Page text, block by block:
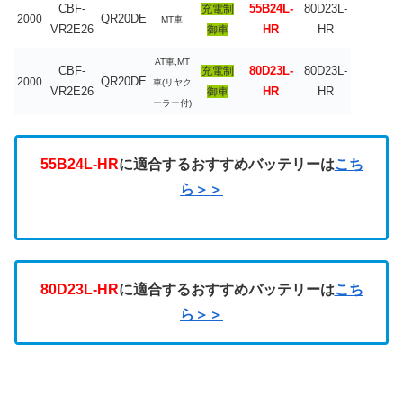
2000
CBF-
VR2E26
QR20DE MT車
充電制
御車
55B24L-
HR
80D23L-
HR
2000
CBF-
VR2E26
QR20DE
AT車,MT
車(リヤク
ーラー付)
充電制
御車
80D23L-
HR
80D23L-
HR
55B24L-HRに適合するおすすめバッテリーはこち
ら＞＞
80D23L-HRに適合するおすすめバッテリーはこち
ら＞＞